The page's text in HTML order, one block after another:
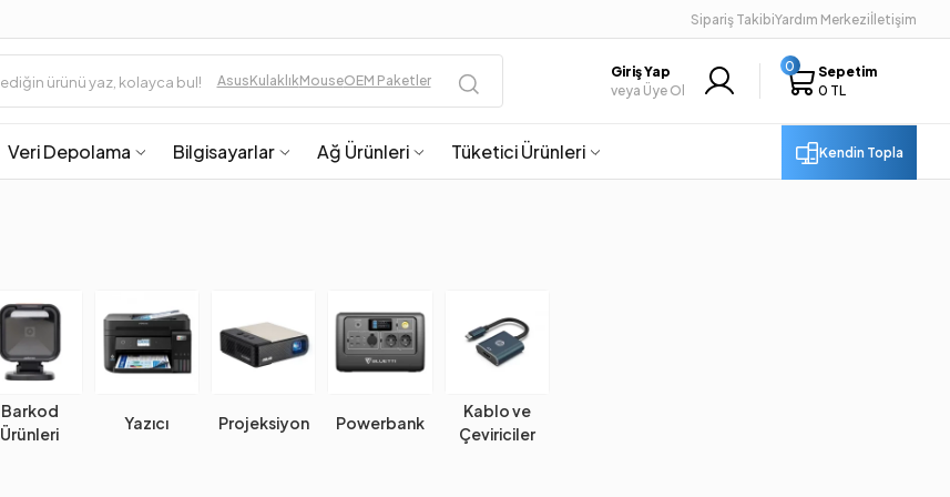
Sipariş TakibiYardım Merkeziİletişim
AsusKulaklıkMouseOEM Paketler
Giriş Yap
veya Üye Ol
0
Sepetim
0 TL
Veri Depolama Bilgisayarlar Ağ Ürünleri Tüketici Ürünleri Kendin Topla
Barkod
Ürünleri
Yazıcı Projeksiyon Powerbank
Kablo ve
Çeviriciler